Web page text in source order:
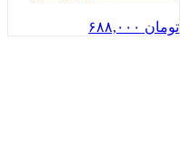
تومان